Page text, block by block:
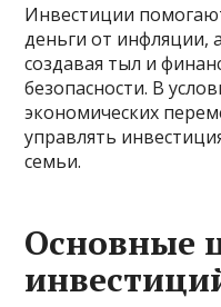
Инвестиции
деньги от инфляции,
создавая тыл и
безопасности. В
экономических
управлять
семьи.
Основные